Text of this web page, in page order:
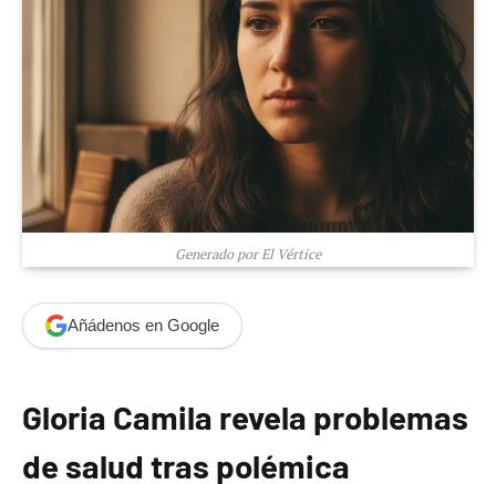
Generado por El Vértice
Añádenos en Google
Gloria Camila revela problemas
de salud tras polémica